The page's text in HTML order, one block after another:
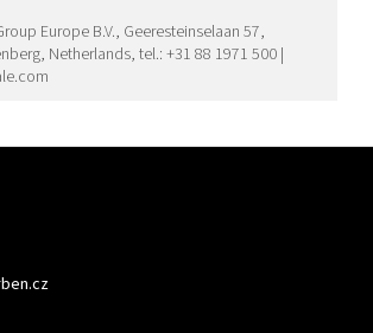
Europe B.V., Geeresteinselaan 57,
Netherlands, tel.: +31 88 1971 500 |